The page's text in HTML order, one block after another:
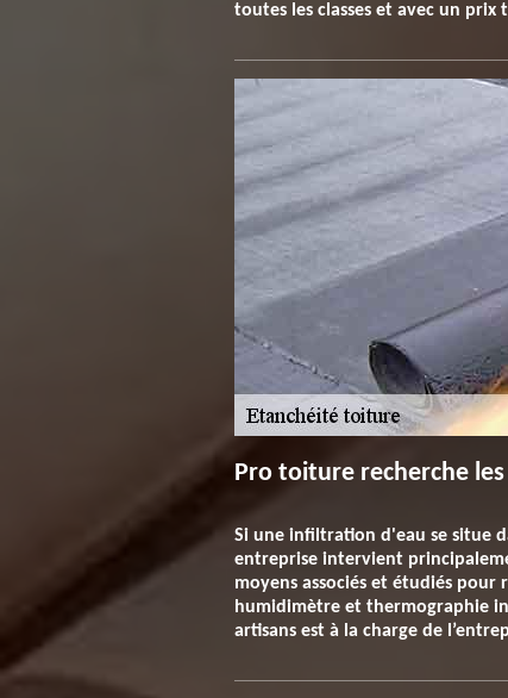
toutes les classes et avec un prix
Pro toiture recherche
Si une infiltration d'eau se situe
entreprise intervient
moyens associés et étudiés
humidimètre et thermographie
artisans est à la charge de